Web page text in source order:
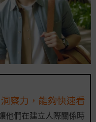
察力，能夠快速看
他們在建立人際關係時